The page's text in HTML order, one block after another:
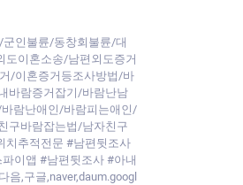
인불륜/동창회불륜/대
이혼소송/남편외도증거
/이혼증거등조사방법/바
바람증거잡기/바람난남
람난애인/바람피는애인/
구바람잡는법/남자친구
치추적전문 #남편뒷조사
이앱 #남편뒷조사 #아내
,구글,naver,daum.googl